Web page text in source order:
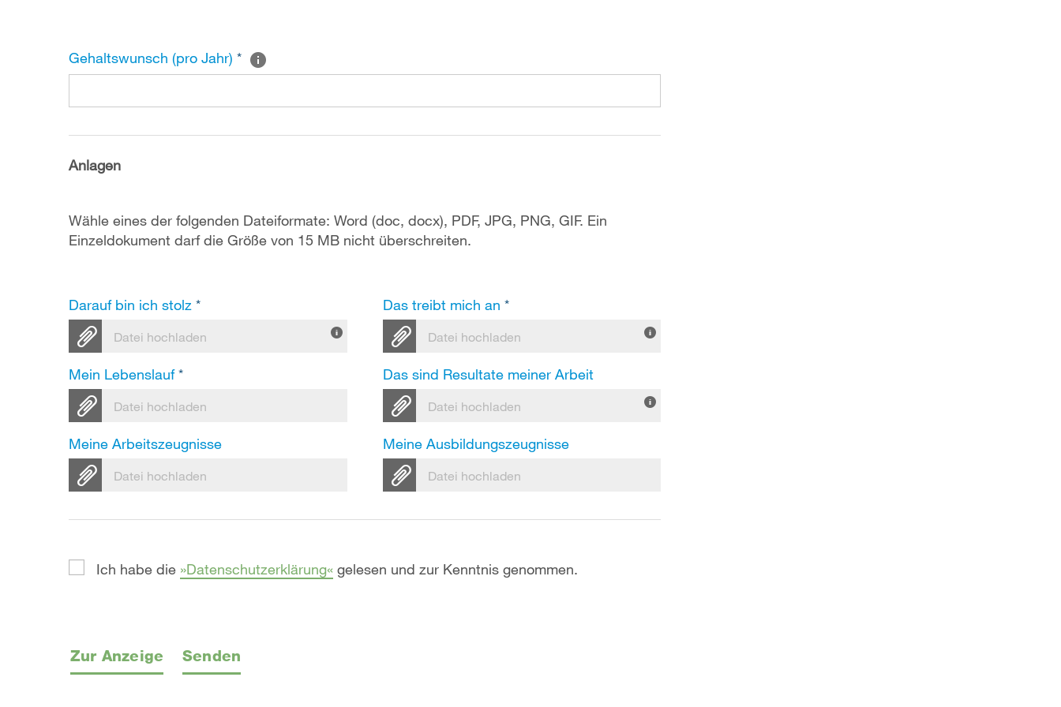
Gehaltswunsch (pro Jahr) *
Anlagen
Wähle eines der folgenden Dateiformate: Word (doc, docx), PDF, JPG, PNG, GIF. Ein
Einzeldokument darf die Größe von 15 MB nicht überschreiten.
Darauf bin ich stolz *
Datei hochladen
Das treibt mich an *
Datei hochladen
Mein Lebenslauf*
Datei hochladen
Das sind Resultate meiner Arbeit
Datei hochladen
Meine Arbeitszeugnisse
Datei hochladen
Meine Ausbildungszeugnisse
Datei hochladen
Ich habe die Datenschutzerklärung gelesen und zur Kenntnis genommen.
Zur Anzeige Senden